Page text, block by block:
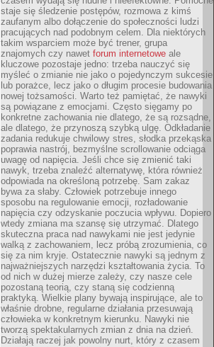
staje się śledzenie postępów, rozmowa z kimś
zaufanym albo dołączenie do społeczności ludzi
pracujących nad podobnym celem. Dla niektórych
takim wsparciem może być trener, grupa
znajomych czy nawet forum internetowe ale
kluczowe pozostaje jedno: trzeba nauczyć się
myśleć o zmianie nie jako o pojedynczym sukcesie
lub porażce, lecz jako o długim procesie budowania
nowej tożsamości. Warto też pamiętać, że nawyki
są powiązane z emocjami. Często sięgamy po
konkretne zachowania nie dlatego, że są rozsądne,
ale dlatego, że przynoszą szybką ulgę. Odkładanie
zadania redukuje chwilowy stres, słodka przekąska
poprawia nastrój, bezmyślne scrollowanie odciąga
uwagę od napięcia. Jeśli chce się zmienić taki
nawyk, trzeba znaleźć alternatywę, która również
odpowiada na określoną potrzebę. Sam zakaz
bywa za słaby. Człowiek potrzebuje innego
sposobu na regulowanie emocji, rozładowanie
napięcia czy odzyskanie poczucia wpływu. Dopiero
wtedy zmiana ma szansę się utrzymać. Dlatego
skuteczna praca nad nawykami nie jest jedynie
walką z zachowaniem, lecz próbą zrozumienia, co
się za nim kryje. Ostatecznie nawyki są jednym z
najważniejszych narzędzi kształtowania życia. To
od nich w dużej mierze zależy, czy nasze cele
pozostaną teorią, czy staną się codzienną
praktyką. Wielkie plany bywają inspirujące, ale to
właśnie drobne, regularne działania przesuwają
człowieka w konkretnym kierunku. Nawyki nie
tworzą spektakularnych zmian z dnia na dzień.
Działają raczej jak powolny nurt, który z czasem